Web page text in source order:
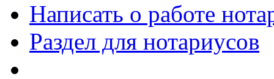
Написать о работе
Раздел для нотариусов